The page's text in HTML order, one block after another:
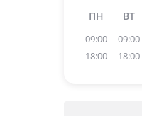
ПН
09:00
18:00
ВТ
09:00
18:00